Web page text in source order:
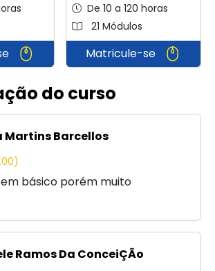
De 10 a 120 horas
21 Módulos
Matricule-se
do curso
Martins Barcellos
básico porém muito
Ramos Da ConceiÇÃo